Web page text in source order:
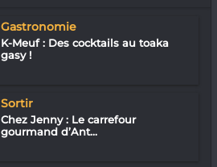
Gastronomie
K-Meuf : Des cocktails au toaka
gasy !
Sortir
Chez Jenny : Le carrefour
gourmand d’Ant...